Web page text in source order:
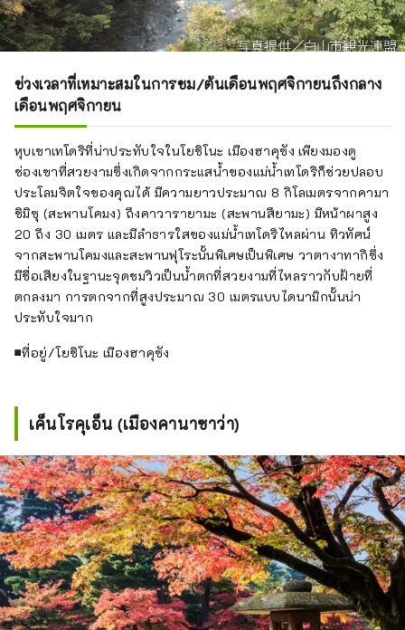
ช่วงเวลาที่เหมาะสมในการชม/ต้นเดือนพฤศจิกายนถึงกลาง
เดือนพฤศจิกายน
หุบเขาเทโดริที่น่าประทับใจในโยชิโนะ เมืองฮาคุซัง เพียงมองดู
ช่องเขาที่สวยงามซึ่งเกิดจากกระแสน้ำของแม่น้ำเทโดริก็ช่วยปลอบ
ประโลมจิตใจของคุณได้ มีความยาวประมาณ 8 กิโลเมตรจากคามา
ชิมิซุ (สะพานโคมง) ถึงคาวารายามะ (สะพานสึยามะ) มีหน้าผาสูง
20 ถึง 30 เมตร และมีลำธารใสของแม่น้ำเทโดริไหลผ่าน ทิวทัศน์
จากสะพานโคมงและสะพานฟุโระนั้นพิเศษเป็นพิเศษ วาตางาทากิซึ่ง
มีชื่อเสียงในฐานะจุดชมวิวเป็นน้ำตกที่สวยงามที่ไหลราวกับฝ้ายที่
ตกลงมา การตกจากที่สูงประมาณ 30 เมตรแบบไดนามิกนั้นน่า
ประทับใจมาก
■ที่อยู่/โยชิโนะ เมืองฮาคุซัง
เค็นโรคุเอ็น (เมืองคานาซาว่า)